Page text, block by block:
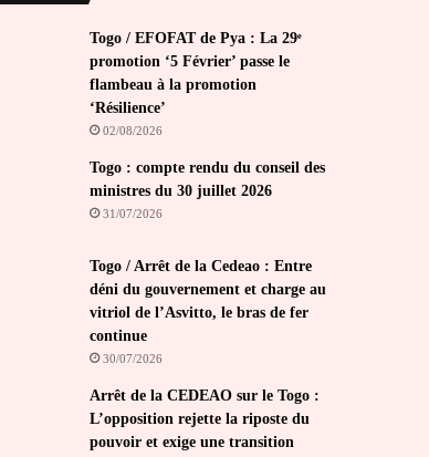
Togo / EFOFAT de Pya : La 29ᵉ
promotion ‘5 Février’ passe le
flambeau à la promotion
‘Résilience’
02/08/2026
Togo : compte rendu du conseil des
ministres du 30 juillet 2026
31/07/2026
Togo / Arrêt de la Cedeao : Entre
déni du gouvernement et charge au
vitriol de l’Asvitto, le bras de fer
continue
30/07/2026
Arrêt de la CEDEAO sur le Togo :
L’opposition rejette la riposte du
pouvoir et exige une transition